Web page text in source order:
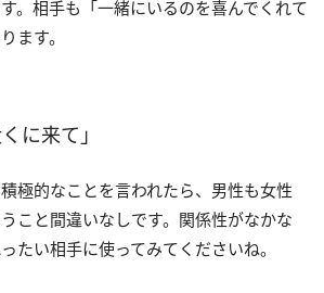
。相手も「一緒にいるのを喜んでくれて
ます。
に来て」
極的なことを言われたら、男性も女性
こと間違いなしです。関係性がなかな
たい相手に使ってみてくださいね。